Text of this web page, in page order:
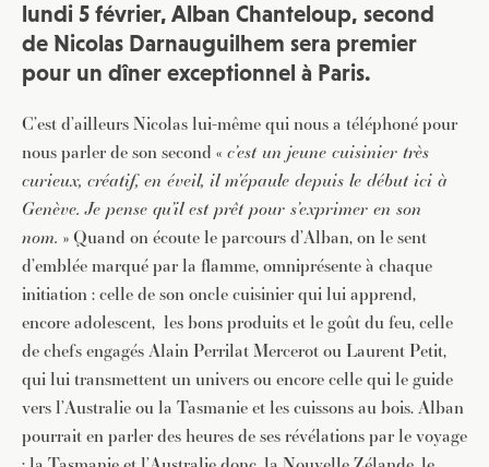
lundi 5 février, Alban Chanteloup, second
de Nicolas Darnauguilhem sera premier
pour un dîner exceptionnel à Paris.
C’est d’ailleurs Nicolas lui-même qui nous a téléphoné pour
nous parler de son second « c’est un jeune cuisinier très
curieux, créatif, en éveil, il m’épaule depuis le début ici à
Genève. Je pense qu’il est prêt pour s’exprimer en son
nom. » Quand on écoute le parcours d’Alban, on le sent
d’emblée marqué par la flamme, omniprésente à chaque
initiation : celle de son oncle cuisinier qui lui apprend,
encore adolescent, les bons produits et le goût du feu, celle
de chefs engagés Alain Perrilat Mercerot ou Laurent Petit,
qui lui transmettent un univers ou encore celle qui le guide
vers l’Australie ou la Tasmanie et les cuissons au bois. Alban
pourrait en parler des heures de ses révélations par le voyage